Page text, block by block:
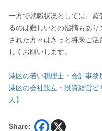
一方で就職状況としては、
るのは難しいとの指摘もあ
された方々はきっと将来ご
しくお願いします。
港区の若い税理士・会計事務
港区の会社設立・投資経営
人】
Share: